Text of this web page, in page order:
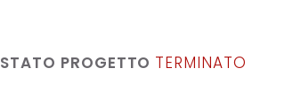
STATO PROGETTO TERMINATO